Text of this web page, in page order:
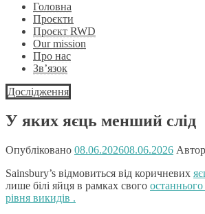
Головна
Проєкти
Проєкт RWD
Our mission
Про нас
Зв’язок
Дослідження
У яких яєць менший слід
Опубліковано 08.06.202608.06.2026 Автор
Sainsbury’s відмовиться від коричневих
лише білі яйця в рамках свого
рівня викидів .